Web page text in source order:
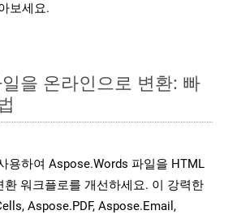
보세요.
을 온라인으로 변환: 빠
용하여 Aspose.Words 파일을 HTML
환 워크플로를 개선하세요. 이 강력한
Aspose.PDF, Aspose.Email,